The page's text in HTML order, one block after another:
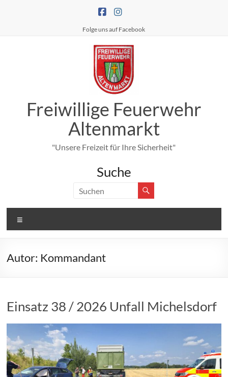
Folge uns auf Facebook
Freiwillige Feuerwehr
Altenmarkt
"Unsere Freizeit für Ihre Sicherheit"
Suche
Autor: Kommandant
Einsatz 38 / 2026 Unfall Michelsdorf